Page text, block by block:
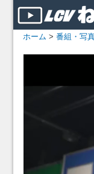
ホーム > 番組・写